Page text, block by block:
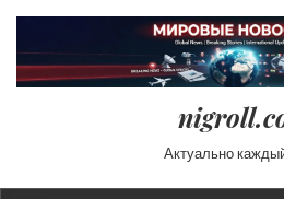
Актуально